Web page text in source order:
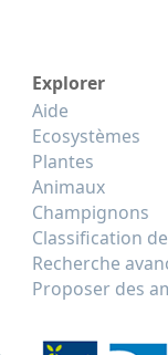
Explorer
Aide
Ecosystèmes
Plantes
Animaux
Champignons
Classification
Recherche
Proposer des